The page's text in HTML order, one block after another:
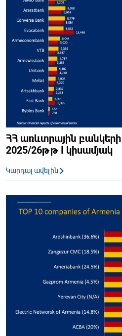
ՀՀ առևտրային բանկերի
2025/26թթ I կիսամյակ
Կարդալ ավելին